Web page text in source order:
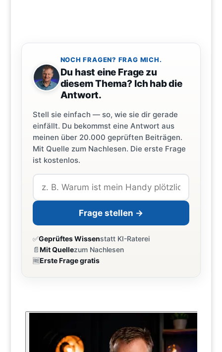
NOCH FRAGEN? FRAG MICH.
Du hast eine Frage zu
diesem Thema? Ich hab die
Antwort.
Stell sie einfach — so, wie sie dir gerade
einfällt. Du bekommst eine Antwort aus
meinen über 20.000 geprüften Beiträgen.
Mit Quelle zum Nachlesen. Die erste Frage
ist kostenlos.
Frage stellen →
✅Geprüftes Wissenstatt KI-Raterei
📄Mit Quellezum Nachlesen
🆓Erste Frage gratis